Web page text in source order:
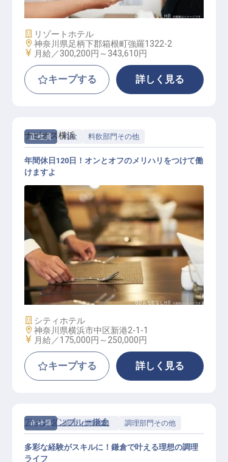
施設業態
リゾートホテル
勤務地
神奈川県足柄下郡箱根町強羅1322-2
給与
月給／300,200円～ 343,610円
キープする 詳しく見る
正社員 料飲 料飲部門その他
宴会サービス
ナビオス横浜
年間休日120日！オンとオフのメリハリをつけて働
けますよ
施設業態
シティホテル
勤務地
神奈川県横浜市中区新港2-1-1
給与
月給／175,000円～ 250,000円
キープする 詳しく見る
正社員 調理（調理師） 調理部門その他
アマンダンブルー鎌倉
多彩な経験がスキルに！鎌倉で叶える理想の調理
ライフ